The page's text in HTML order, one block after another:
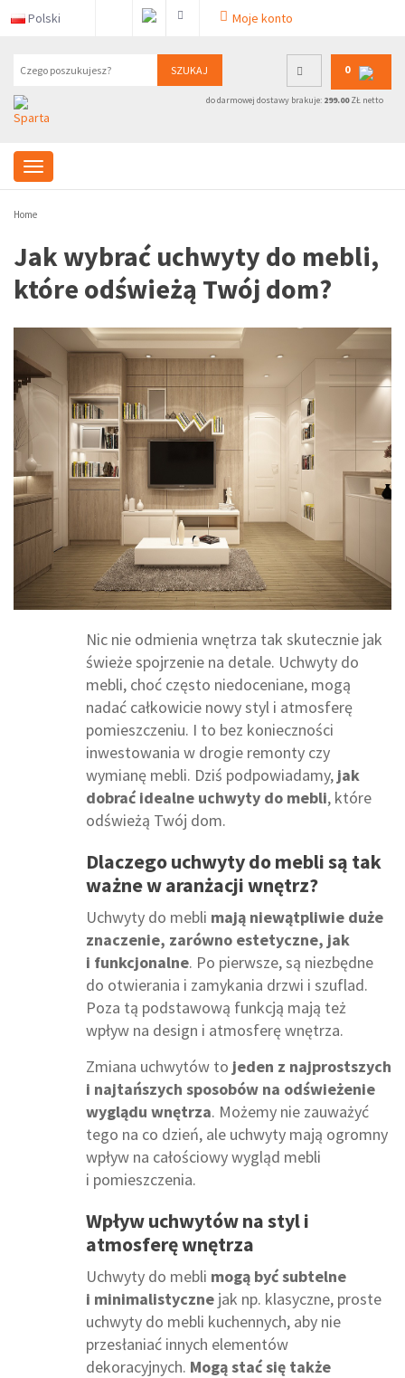
Polski Moje konto
SZUKAJ 0
do darmowej dostawy brakuje: 299.00ZŁ netto
Home
Jak wybrać uchwyty do mebli,
które odświeżą Twój dom?
Nic nie odmienia wnętrza tak skutecznie jak
świeże spojrzenie na detale. Uchwyty do
mebli, choć często niedoceniane, mogą
nadać całkowicie nowy styl i atmosferę
pomieszczeniu. I to bez konieczności
inwestowania w drogie remonty czy
wymianę mebli. Dziś podpowiadamy, jak
dobrać idealne uchwyty do mebli, które
odświeżą Twój dom.
Dlaczego uchwyty do mebli są tak
ważne w aranżacji wnętrz?
Uchwyty do mebli mają niewątpliwie duże
znaczenie, zarówno estetyczne, jak
i funkcjonalne. Po pierwsze, są niezbędne
do otwierania i zamykania drzwi i szuflad.
Poza tą podstawową funkcją mają też
wpływ na design i atmosferę wnętrza.
Zmiana uchwytów to jeden z najprostszych
i najtańszych sposobów na odświeżenie
wyglądu wnętrza. Możemy nie zauważyć
tego na co dzień, ale uchwyty mają ogromny
wpływ na całościowy wygląd mebli
i pomieszczenia.
Wpływ uchwytów na styl i
atmosferę wnętrza
Uchwyty do mebli mogą być subtelne
i minimalistyczne jak np. klasyczne, proste
uchwyty do mebli kuchennych, aby nie
przesłaniać innych elementów
dekoracyjnych. Mogą stać się także